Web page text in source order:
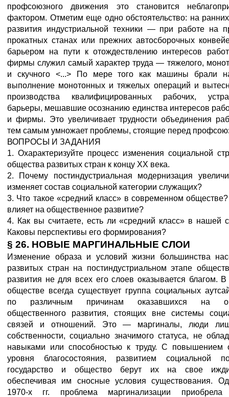
профсоюзного движения это становится
фактором. Отметим еще одно обстоятельство: на
развития индустриальной техники — при работе на
прокатных станах или прежних автосборочных
барьером на пути к отождествлению интересов
фирмы служил самый характер труда — тяжелого,
и скучного <...> По мере того как машины брали
выполнение монотонных и тяжелых операций и
производства квалифицированных рабочих,
барьеры, мешавшие осознанию единства интересов
и фирмы. Это увеличивает трудности объединения
тем самым умножает проблемы, стоящие перед
ВОПРОСЫ И ЗАДАНИЯ
1. Охарактеризуйте процесс изменения социальной
общества развитых стран к концу XX века.
2. Почему постиндустриальная модернизация
изменяет состав социальной категории служащих?
3. Что такое «средний класс» в современном
влияет на общественное развитие?
4. Как вы считаете, есть ли «средний класс» в нашей
Каковы перспективы его формирования?
§ 26. НОВЫЕ МАРГИНАЛЬНЫЕ СЛОИ
Изменение образа и условий жизни большинства
развитых стран на постиндустриальном этапе
развития не для всех его слоев оказывается благом.
обществе всегда существует группа социальных
по различным причинам оказавшихся на
общественного развития, стоящих вне системы
связей и отношений. Это — маргиналы, люди
собственности, социально значимого статуса, не
навыками или способностью к труду. С повышением
уровня благосостояния, развитием социальной
государство и общество берут их на свое
обеспечивая им сносные условия существования.
1970-х гг. проблема маргинализации приобрела